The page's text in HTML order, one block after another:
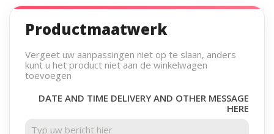
Productmaatwerk
Vergeet uw aanpassingen niet op te slaan, anders
kunt u het product niet aan de winkelwagen
toevoegen
DATE AND TIME DELIVERY AND OTHER MESSAGE
HERE